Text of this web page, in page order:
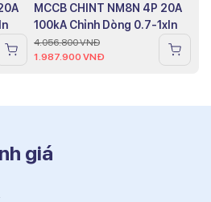
MCCB CHINT NM8N 4P 20A
100kA Chỉnh Dòng 0.7-1xIn
4.056.800VNĐ
1.987.900 VNĐ
giá